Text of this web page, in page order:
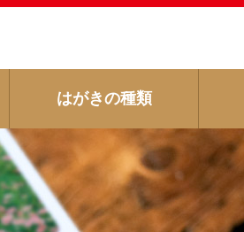
はがきの種類